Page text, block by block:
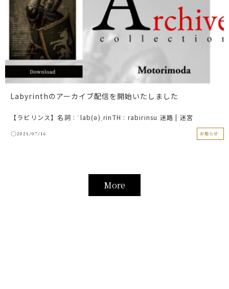
Labyrinthのアーカイブ配信を開始いたしました
【ラビリンス】名詞 : ˈlab(ə)ˌrinTH : rabirinsu 迷路 | 迷宮
2025/07/16 お知らせ
More